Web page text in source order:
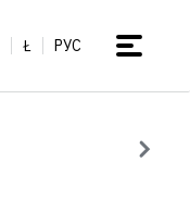
Ł РУС